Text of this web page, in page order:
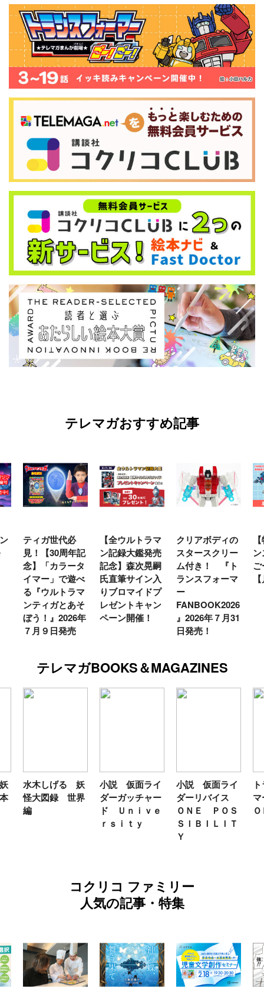
テレマガおすすめ記事
ティガ世代必
見！【30周年記
念】「カラータ
イマー」で遊べ
る『ウルトラマ
ンティガとあそ
ぼう！』2026年
７月９日発売
【全ウルトラマ
ン記録大鑑発売
記念】森次晃嗣
氏直筆サイン入
りブロマイドプ
レゼントキャン
ペーン開催！
クリアボディの
スタースクリー
ム付き！ 『ト
ランスフォーマ
ー
FANBOOK2026
』2026年７月31
日発売！
テレマガBOOKS＆MAGAZINES
水木しげる 妖
怪大図録 世界
編
小説 仮面ライ
ダーガッチャー
ド Ｕｎｉｖｅ
ｒｓｉｔｙ
小説 仮面ライ
ダーリバイス
ＯＮＥ ＰＯＳ
ＳＩＢＩＬＩＴ
Ｙ
コクリコ ファミリー
人気の記事・特集